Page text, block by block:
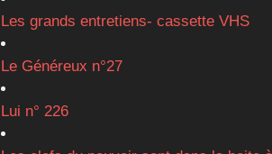
Les grands entretiens- cassette VHS
Le Généreux n°27
Lui n° 226